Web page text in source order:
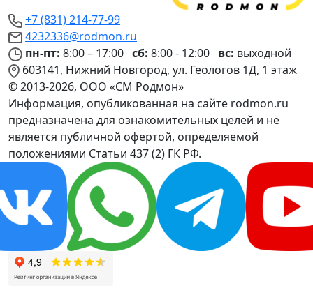
+7 (831) 214-77-99
4232336@rodmon.ru
пн-пт: 8:00 – 17:00 сб: 8:00 - 12:00 вс: выходной
603141, Нижний Новгород, ул. Геологов 1Д, 1 этаж
© 2013-2026, ООО «СМ Родмон»
Информация, опубликованная на сайте rodmon.ru
предназначена для ознакомительных целей и не
является публичной офертой, определяемой
положениями Статьи 437 (2) ГК РФ.